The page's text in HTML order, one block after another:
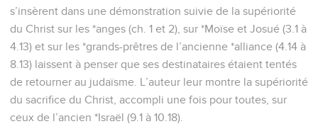
s’insèrent dans une démonstration suivie de la supériorité
du Christ sur les *anges (ch. 1 et 2), sur *Moïse et Josué (3.1 à
4.13) et sur les *grands-prêtres de l’ancienne *alliance (4.14 à
8.13) laissent à penser que ses destinataires étaient tentés
de retourner au judaïsme. L’auteur leur montre la supériorité
du sacrifice du Christ, accompli une fois pour toutes, sur
ceux de l’ancien *Israël (9.1 à 10.18).